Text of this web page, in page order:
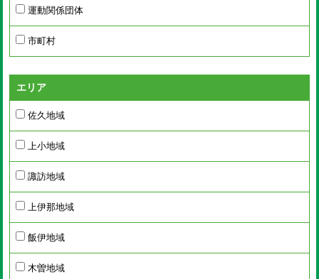
運動関係団体
市町村
エリア
佐久地域
上小地域
諏訪地域
上伊那地域
飯伊地域
木曽地域